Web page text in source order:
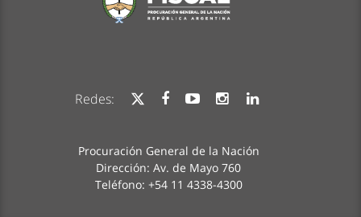
Redes:
Procuración General de la Nación
Dirección: Av. de Mayo 760
Teléfono: +54 11 4338-4300